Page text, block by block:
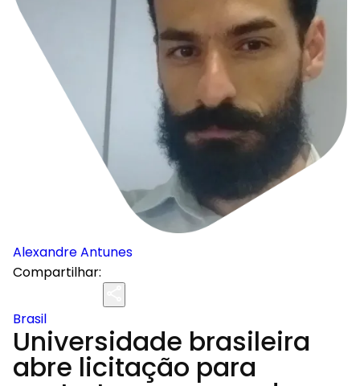
Alexandre Antunes
Compartilhar:
Brasil
Universidade brasileira
abre licitação para